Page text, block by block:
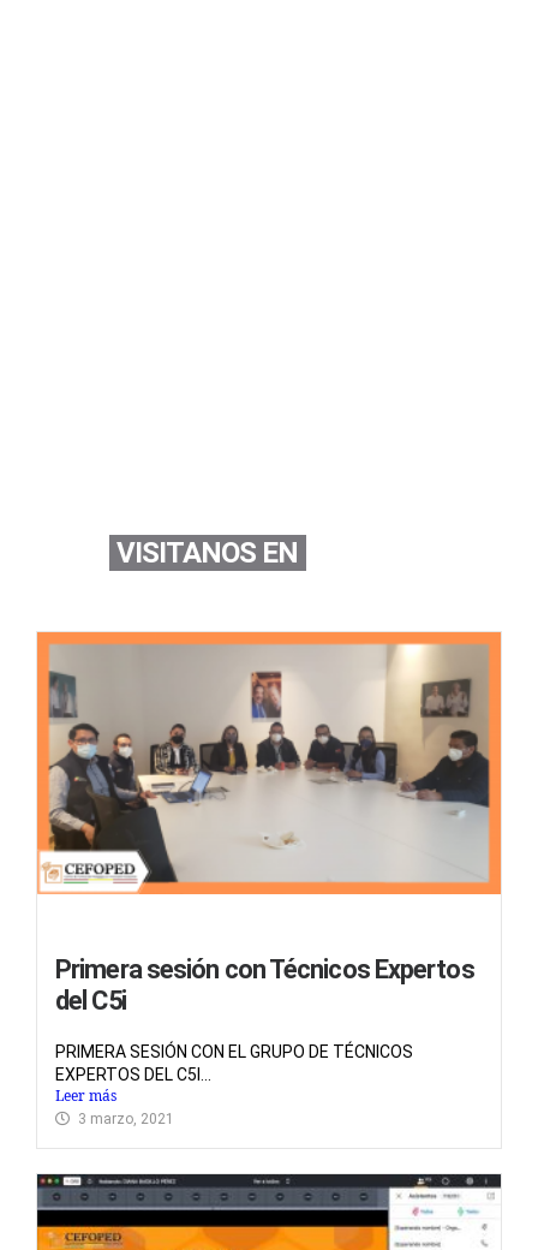
VISITANOS EN
Primera sesión con Técnicos Expertos
del C5i
PRIMERA SESIÓN CON EL GRUPO DE TÉCNICOS
EXPERTOS DEL C5I...
Leer más
3 marzo, 2021